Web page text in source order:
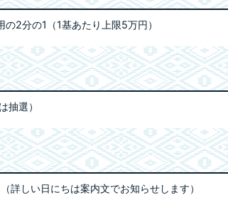
2分の1（1基あたり上限5万円）
抽選）
詳しい日にちは案内文でお知らせします）